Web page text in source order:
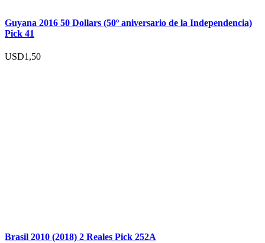
Guyana 2016 50 Dollars (50º aniversario de la Independencia)
Pick 41
USD1,50
Brasil 2010 (2018) 2 Reales Pick 252A